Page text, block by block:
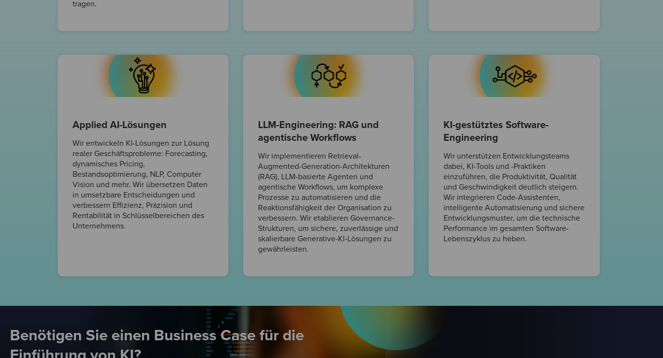
tragen.
Applied AI-Lösungen
Wir entwickeln KI-Lösungen zur Lösung
realer Geschäftsprobleme: Forecasting,
dynamisches Pricing,
Bestandsoptimierung, NLP, Computer
Vision und mehr. Wir übersetzen Daten
in umsetzbare Entscheidungen und
verbessern Effizienz, Präzision und
Rentabilität in Schlüsselbereichen des
Unternehmens.
LLM-Engineering: RAG und
agentische Workflows
Wir implementieren Retrieval-
Augmented-Generation-Architekturen
(RAG), LLM-basierte Agenten und
agentische Workflows, um komplexe
Prozesse zu automatisieren und die
Reaktionsfähigkeit der Organisation zu
verbessern. Wir etablieren Governance-
Strukturen, um sichere, zuverlässige und
skalierbare Generative-KI-Lösungen zu
gewährleisten.
KI-gestütztes Software-
Engineering
Wir unterstützen Entwicklungsteams
dabei, KI-Tools und -Praktiken
einzuführen, die Produktivität, Qualität
und Geschwindigkeit deutlich steigern.
Wir integrieren Code-Assistenten,
intelligente Automatisierung und sichere
Entwicklungsmuster, um die technische
Performance im gesamten Software-
Lebenszyklus zu heben.
Benötigen Sie einen Business Case für die